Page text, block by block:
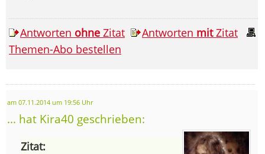
Antworten ohne Zitat Antworten mitZitat
Themen-Abo bestellen
am 07.11.2014 um 19:56 Uhr
... hat Kira40 geschrieben:
Zitat: